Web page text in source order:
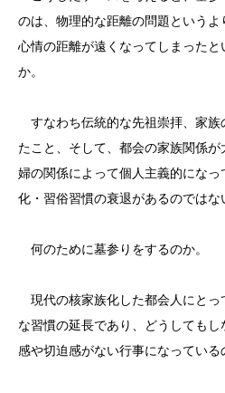
のは、物理的な距離の問題という
心情の距離が遠くなってしまった
か。
すなわち伝統的な先祖崇拝、家族
たこと、そして、都会の家族関係
婦の関係によって個人主義的にな
化・習俗習慣の衰退があるのではな
何のために墓参りをするのか。
現代の核家族化した都会人にとっ
な習慣の延長であり、どうしても
感や切迫感がない行事になっている